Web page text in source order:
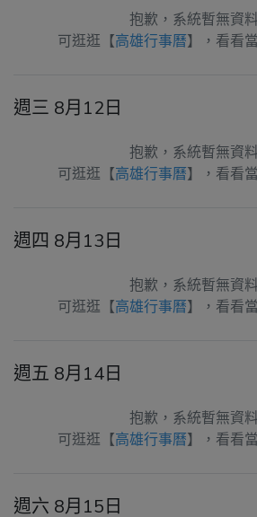
抱歉，系統暫無資
可逛逛【高雄行事曆】，看看
週三 8月12日
抱歉，系統暫無資
可逛逛【高雄行事曆】，看看
週四 8月13日
抱歉，系統暫無資
可逛逛【高雄行事曆】，看看
週五 8月14日
抱歉，系統暫無資
可逛逛【高雄行事曆】，看看
週六 8月15日